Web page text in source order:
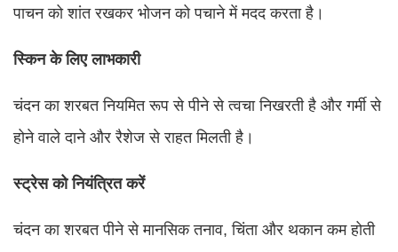
पाचन को शांत रखकर भोजन को पचाने में मदद करता है।
स्किन के लिए लाभकारी
चंदन का शरबत नियमित रूप से पीने से त्वचा निखरती है और गर्मी से
होने वाले दाने और रैशेज से राहत मिलती है।
स्ट्रेस को नियंत्रित करें
चंदन का शरबत पीने से मानसिक तनाव, चिंता और थकान कम होती